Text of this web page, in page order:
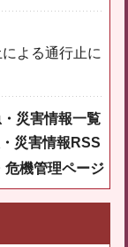
よる通行止に
災害情報一覧
災害情報RSS
危機管理ページ